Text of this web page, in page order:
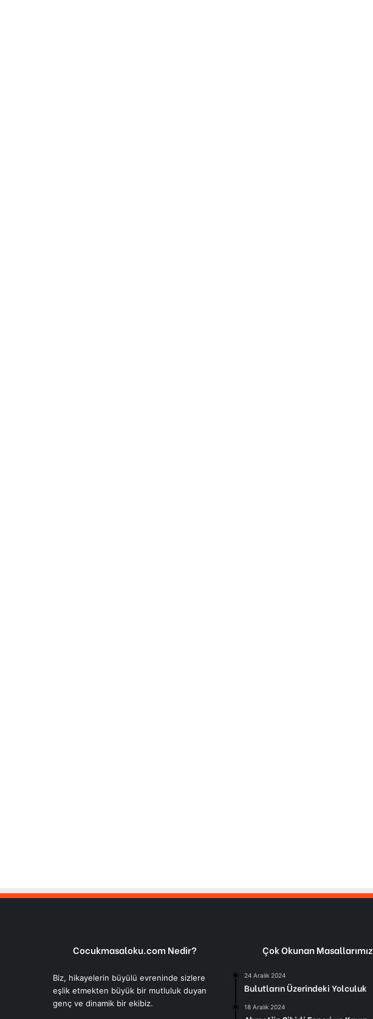
Cocukmasaloku.com Nedir?
Biz, hikayelerin büyülü evreninde sizlere
eşlik etmekten büyük bir mutluluk duyan
genç ve dinamik bir ekibiz.
Çok Okunan Masallarımız
24 Aralık 2024
Bulutların Üzerindeki Yolculuk
18 Aralık 2024